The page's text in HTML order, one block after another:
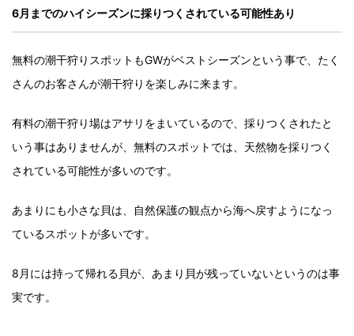
6月までのハイシーズンに採りつくされている可能性あり
無料の潮干狩りスポットもGWがベストシーズンという事で、たく
さんのお客さんが潮干狩りを楽しみに来ます。
有料の潮干狩り場はアサリをまいているので、採りつくされたと
いう事はありませんが、無料のスポットでは、天然物を採りつく
されている可能性が多いのです。
あまりにも小さな貝は、自然保護の観点から海へ戻すようになっ
ているスポットが多いです。
8月には持って帰れる貝が、あまり貝が残っていないというのは事
実です。